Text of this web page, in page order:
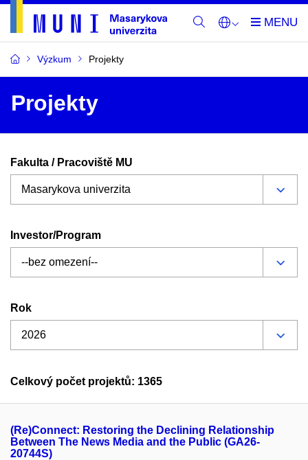
Výzkum Projekty
Projekty
Fakulta / Pracoviště MU
Investor/Program
Rok
Celkový počet projektů: 1365
(Re)Connect: Restoring the Declining Relationship
Between The News Media and the Public (GA26-
20744S)